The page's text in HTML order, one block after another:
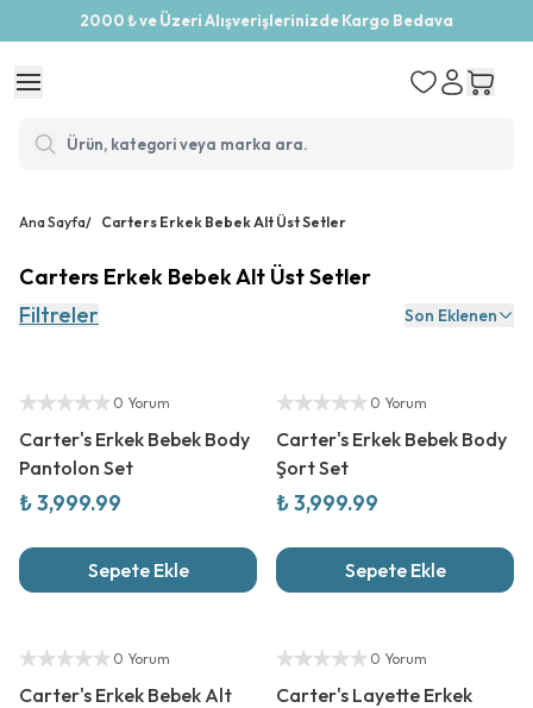
2000 ₺ ve Üzeri Alışverişlerinizde Kargo Bedava
Ana Sayfa/ Carters Erkek Bebek Alt Üst Setler
Carters Erkek Bebek Alt Üst Setler
Filtreler
Son Eklenen
0 Yorum
Carter's Erkek Bebek Body
Pantolon Set
₺ 3,999.99
Sepete Ekle
0 Yorum
Carter's Erkek Bebek Body
Şort Set
₺ 3,999.99
Sepete Ekle
0 Yorum
Carter's Erkek Bebek Alt
0 Yorum
Carter's Layette Erkek